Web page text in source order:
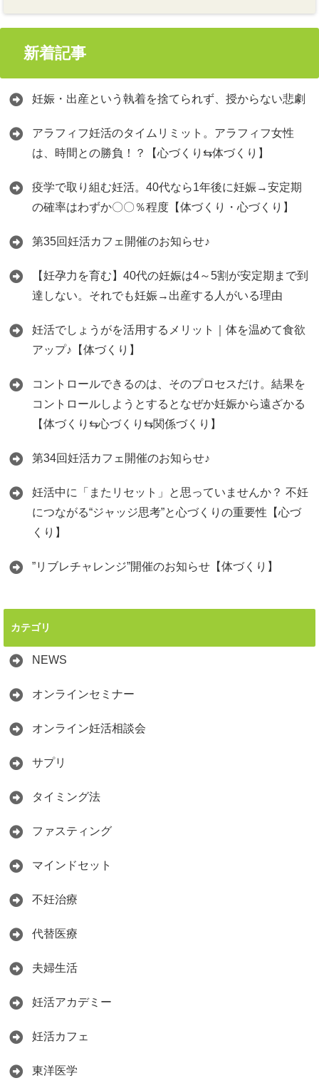
新着記事
妊娠・出産という執着を捨てられず、授からない悲劇
アラフィフ妊活のタイムリミット。アラフィフ女性
は、時間との勝負！？【心づくり⇆体づくり】
疫学で取り組む妊活。40代なら1年後に妊娠→安定期
の確率はわずか〇〇％程度【体づくり・心づくり】
第35回妊活カフェ開催のお知らせ♪
【妊孕力を育む】40代の妊娠は4～5割が安定期まで到
達しない。それでも妊娠→出産する人がいる理由
妊活でしょうがを活用するメリット｜体を温めて食欲
アップ♪【体づくり】
コントロールできるのは、そのプロセスだけ。結果を
コントロールしようとするとなぜか妊娠から遠ざかる
【体づくり⇆心づくり⇆関係づくり】
第34回妊活カフェ開催のお知らせ♪
妊活中に「またリセット」と思っていませんか？ 不妊
につながる“ジャッジ思考”と心づくりの重要性【心づ
くり】
”リブレチャレンジ”開催のお知らせ【体づくり】
カテゴリ
NEWS
オンラインセミナー
オンライン妊活相談会
サプリ
タイミング法
ファスティング
マインドセット
不妊治療
代替医療
夫婦生活
妊活アカデミー
妊活カフェ
東洋医学